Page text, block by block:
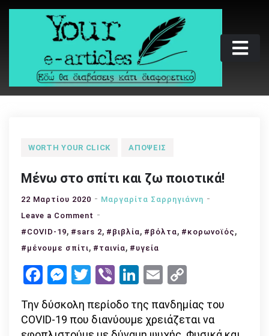
Skip
Your e-articles
Εδώ θα διαβάσεις κάτι διαφορετικό
WORTH YOUR CLICK ΑΠΌΨΕΙΣ
Μένω στο σπίτι και ζω ποιοτικά!
22 Μαρτίου 2020
Μαργαρίτα Σαρρηγιάννη
Leave a Comment on
Μένω
στο
και
ποιοτικά!
#COVID-19, #sars 2, #βιβλία, #βόλτα, #κορωνοϊός ,
#μένουμε σπίτι, #ταινία, #υγεία
Facebook
Messenger
Twitter
ViberLinkedIn
Email
Link
Την δύσκολη περίοδο της πανδημίας του
COVID-19 που διανύουμε χρειάζεται να